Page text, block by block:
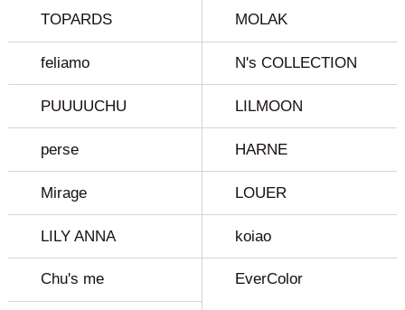
TOPARDS MOLAK
feliamo N's COLLECTION
PUUUUCHU LILMOON
perse HARNE
Mirage LOUER
LILY ANNA koiao
Chu's me EverColor